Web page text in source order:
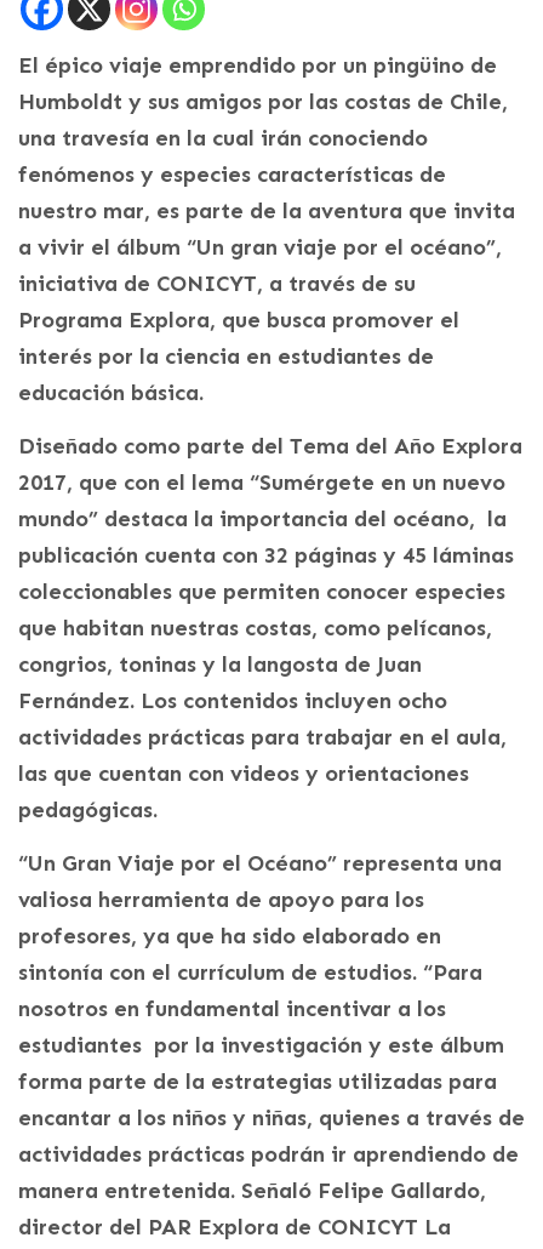
El épico viaje emprendido por un pingüino de
Humboldt y sus amigos por las costas de Chile,
una travesía en la cual irán conociendo
fenómenos y especies características de
nuestro mar, es parte de la aventura que invita
a vivir el álbum “Un gran viaje por el océano”,
iniciativa de CONICYT, a través de su
Programa Explora, que busca promover el
interés por la ciencia en estudiantes de
educación básica.
Diseñado como parte del Tema del Año Explora
2017, que con el lema “Sumérgete en un nuevo
mundo” destaca la importancia del océano, la
publicación cuenta con 32 páginas y 45 láminas
coleccionables que permiten conocer especies
que habitan nuestras costas, como pelícanos,
congrios, toninas y la langosta de Juan
Fernández. Los contenidos incluyen ocho
actividades prácticas para trabajar en el aula,
las que cuentan con videos y orientaciones
pedagógicas.
“Un Gran Viaje por el Océano” representa una
valiosa herramienta de apoyo para los
profesores, ya que ha sido elaborado en
sintonía con el currículum de estudios. “Para
nosotros en fundamental incentivar a los
estudiantes por la investigación y este álbum
forma parte de la estrategias utilizadas para
encantar a los niños y niñas, quienes a través de
actividades prácticas podrán ir aprendiendo de
manera entretenida. Señaló Felipe Gallardo,
director del PAR Explora de CONICYT La